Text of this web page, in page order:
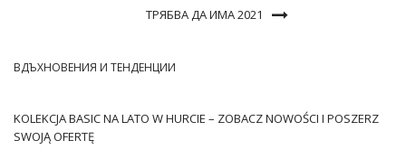
ТРЯБВА ДА ИМА 2021
ВДЪХНОВЕНИЯ И ТЕНДЕНЦИИ
KOLEKCJA BASIC NA LATO W HURCIE – ZOBACZ NOWOŚCI I POSZERZ
SWOJĄ OFERTĘ